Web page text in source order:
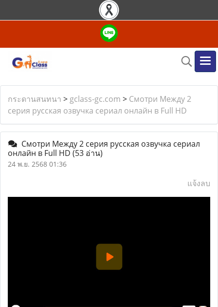
กระดานสนทนา > gclass-gc.com > Смотри Между 2
серия русская озвучка сериал онлайн в Full HD
Смотри Между 2 серия русская озвучка сериал
онлайн в Full HD (53 อ่าน)
24 พ.ย. 2568 01:36
แจ้งลบ